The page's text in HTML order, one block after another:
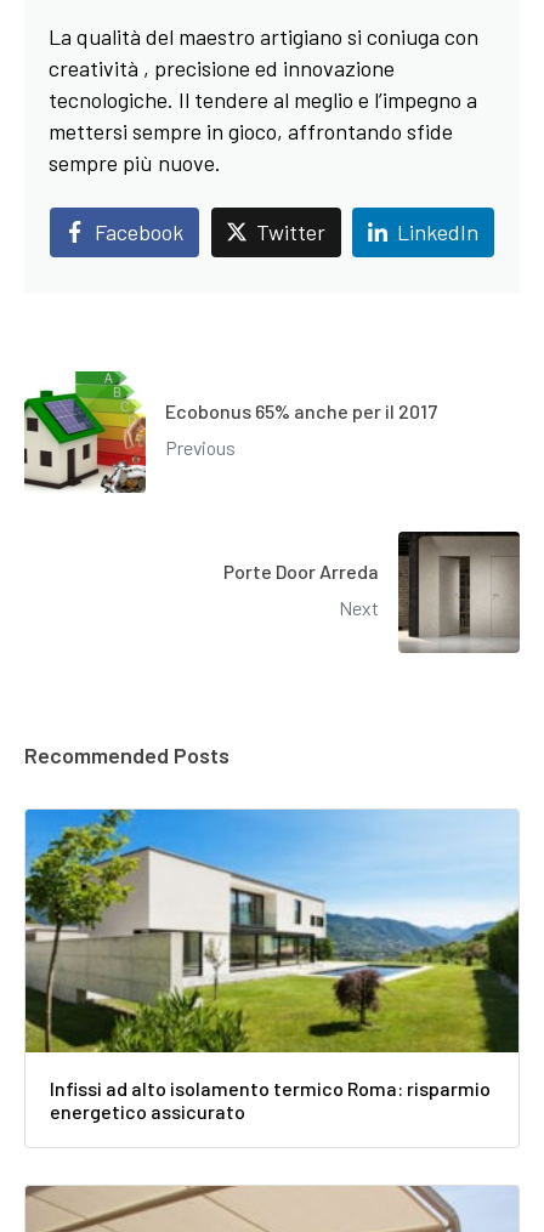
La qualità del maestro artigiano si coniuga con
creatività , precisione ed innovazione
tecnologiche. Il tendere al meglio e l’impegno a
mettersi sempre in gioco, affrontando sfide
sempre più nuove.
Facebook Twitter LinkedIn
Ecobonus 65% anche per il 2017
Previous
Porte Door Arreda
Next
Recommended Posts
Infissi ad alto isolamento termico Roma: risparmio
energetico assicurato